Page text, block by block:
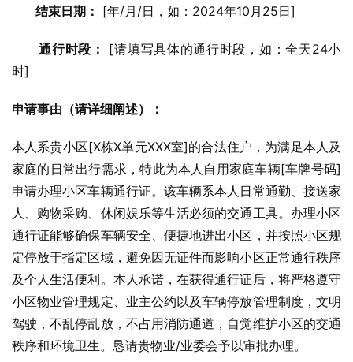
结束日期： [年/月/日，如：2024年10月25日]
通行时段：
[请填写具体的通行时段，如：全天24小
时]
申请事由（请详细阐述）：
本人系贵小区[X栋X单元XXX室]的合法住户，为满足本人及
家庭的日常出行需求，特此为本人自用家庭车辆[车牌号码]
申请办理小区车辆通行证。该车辆系本人日常通勤、接送家
人、购物采购、休闲娱乐等生活必须的交通工具。办理小区
通行证能够确保车辆安全、便捷地进出小区，并按照小区规
定停放于指定区域，避免因无证件而影响小区正常通行秩序
及个人生活便利。本人承诺，在获得通行证后，将严格遵守
小区物业管理规定、业主公约以及车辆停放管理制度，文明
驾驶，不乱停乱放，不占用消防通道，自觉维护小区的交通
秩序和环境卫生。恳请贵物业/业委会予以审批办理。